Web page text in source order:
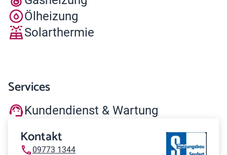
Ölheizung
Solarthermie
Services
Kundendienst & Wartung
Kontakt
09773 1344